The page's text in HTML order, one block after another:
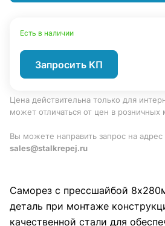
Есть в наличии
Запросить КП
Цена действительна только для
может отличаться от цен в розничных
Вы можете направить запрос на адрес
sales@stalkrepej.ru
Саморез с прессшайбой
деталь при монтаже
качественной стали для